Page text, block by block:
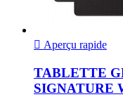
 Aperçu rapide
TABLETTE
SIGNATURE